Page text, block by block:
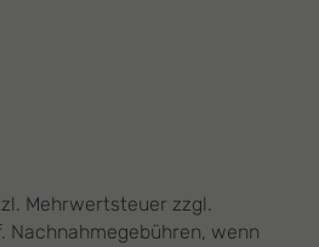
Mehrwertsteuer zzgl.
Nachnahmegebühren, wenn